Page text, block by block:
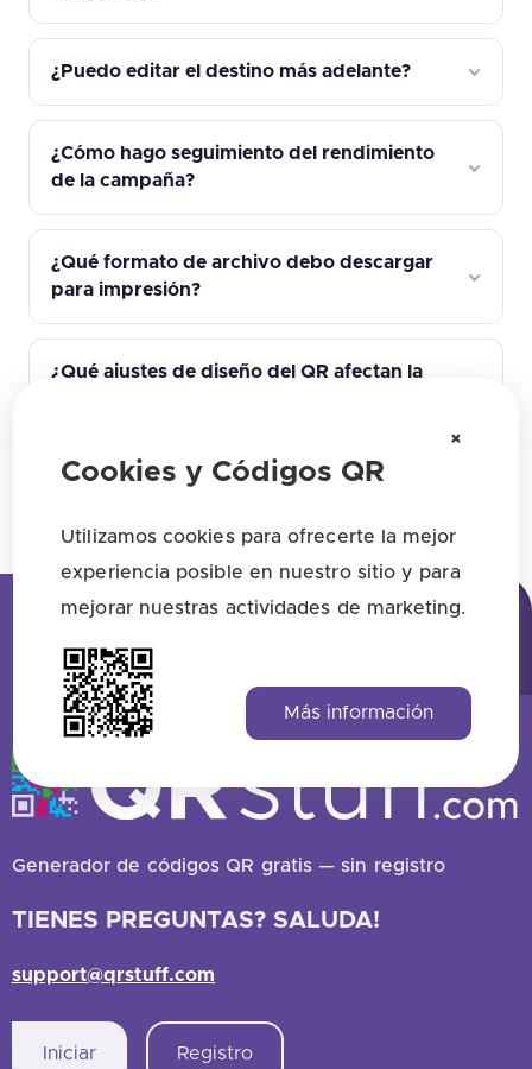
¿Puedo editar el destino más adelante?
¿Cómo hago seguimiento del rendimiento
de la campaña?
¿Qué formato de archivo debo descargar
para impresión?
¿Qué ajustes de diseño del QR afectan la
Generador de códigos QR gratis — sin registro
TIENES PREGUNTAS? SALUDA!
support@qrstuff.com
Iniciar Registro
×
Cookies y Códigos QR
Utilizamos cookies para ofrecerte la mejor
experiencia posible en nuestro sitio y para
mejorar nuestras actividades de marketing.
Más información